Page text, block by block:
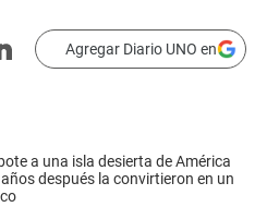
Agregar Diario UNO en
a una isla desierta de América
después la convirtieron en un